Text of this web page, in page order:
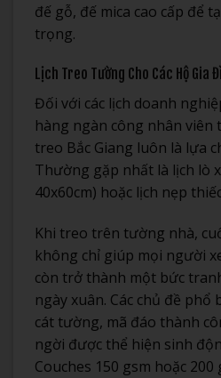
đế gỗ, đế mica cao cấp để
trọng.
Lịch Treo Tường Cho Các Hộ Gia
Đối với các lịch doanh
hàng ngàn công nhân viên
treo Bắc Giang luôn là lựa
Thường gặp nhất là lịch lò
40x60cm) hoặc lịch nẹp
Khi treo trên tường nhà,
không chỉ giúp mọi người
còn trở thành một bức
ngày xuân. Các chủ đề
cát tường, mã đáo thành
ngời được thể hiện sinh
Couches 150 gsm hoặc